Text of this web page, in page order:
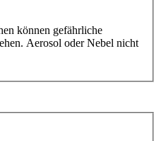
können gefährliche
Aerosol oder Nebel nicht